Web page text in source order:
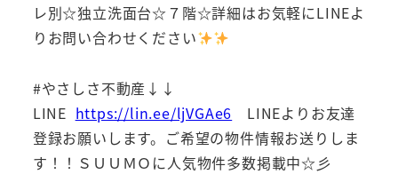
レ別☆独立洗面台☆７階☆詳細はお気軽にLINEよ
りお問い合わせください
#やさしさ不動産↓↓
LINE https://lin.ee/ljVGAe6 LINEよりお友達
登録お願いします。ご希望の物件情報お送りしま
す！！ＳＵＵＭＯに人気物件多数掲載中☆彡